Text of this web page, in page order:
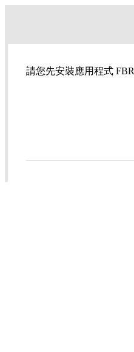
請您先安裝應用程式